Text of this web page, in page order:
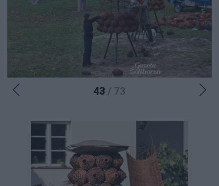
43 / 73